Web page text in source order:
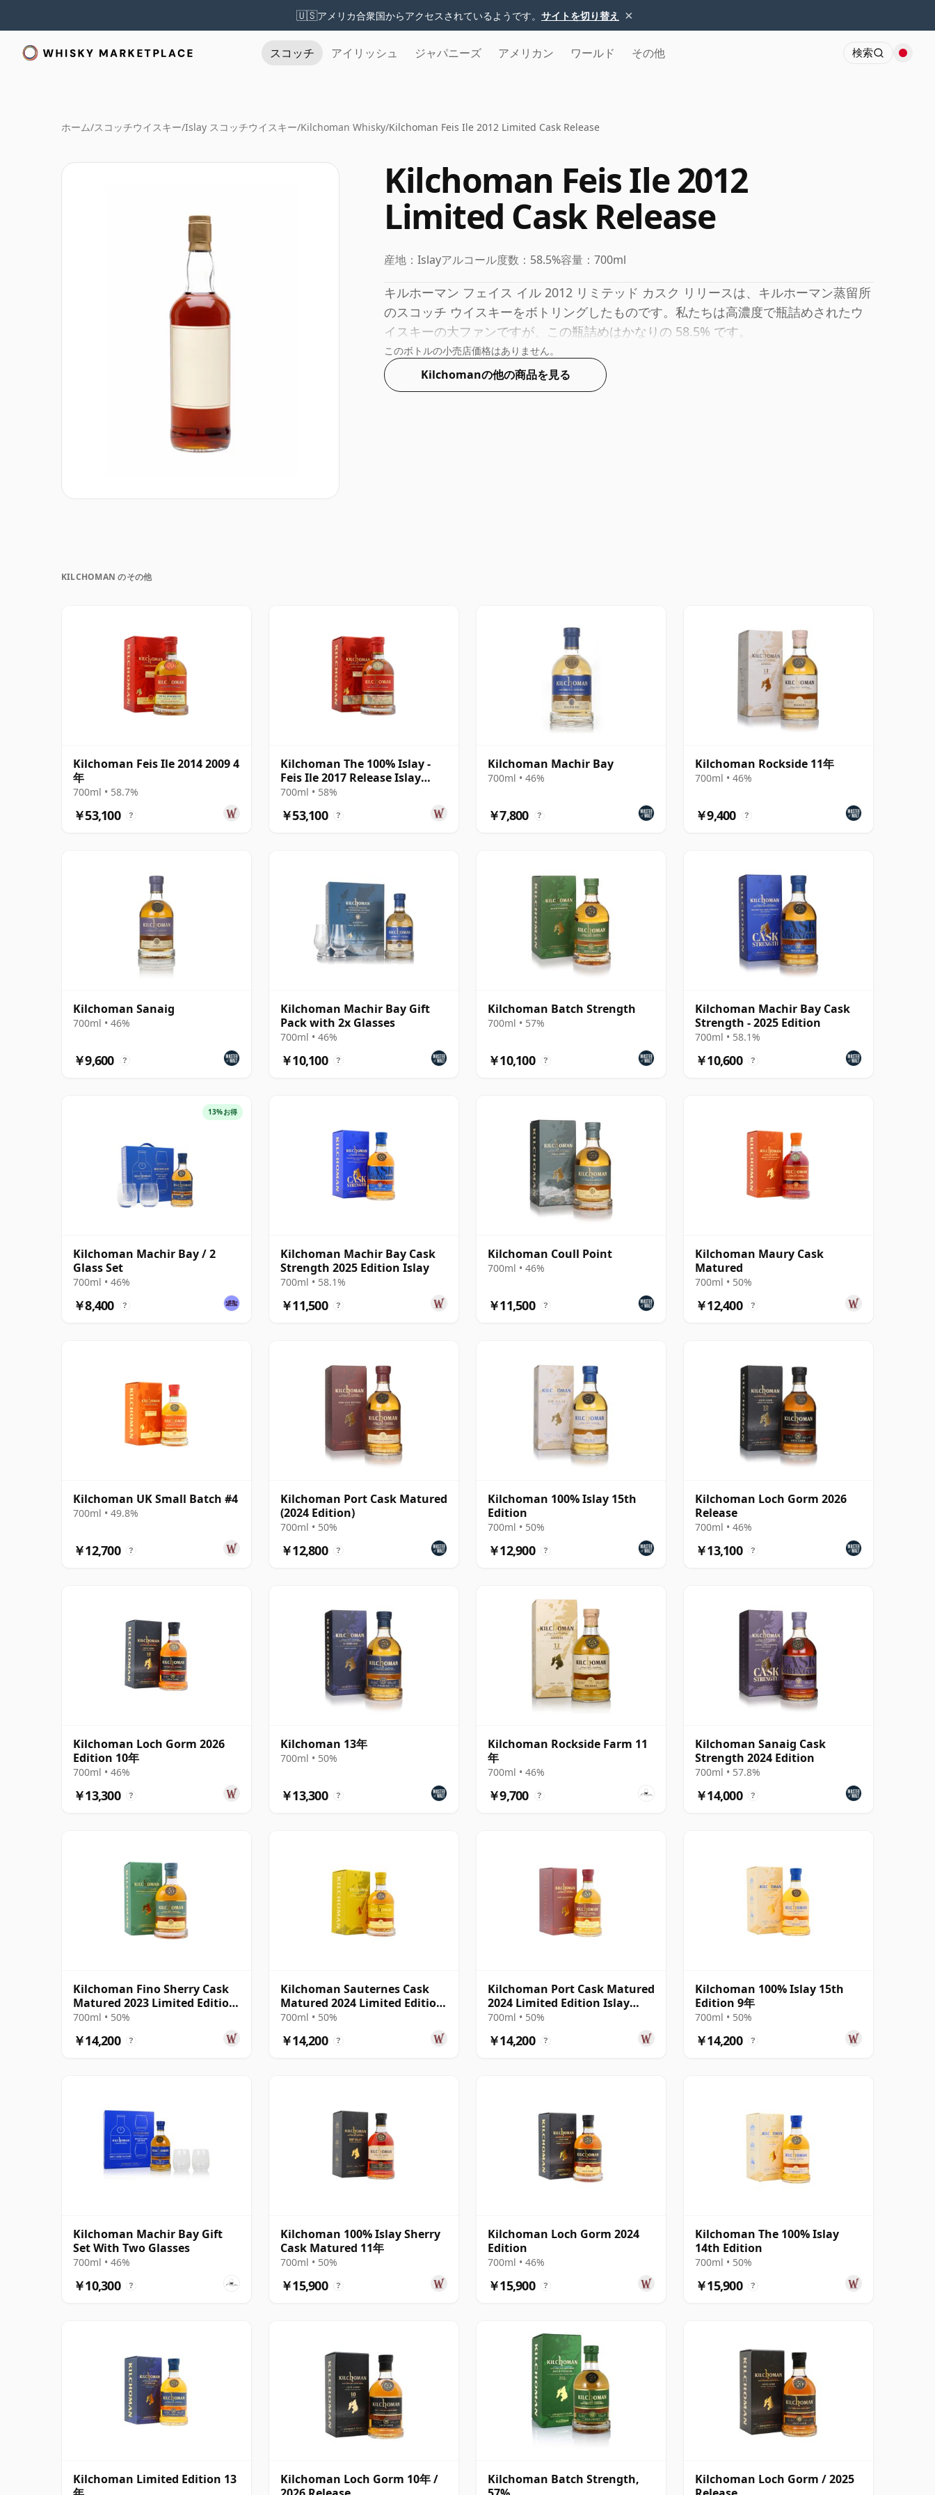
🇺🇸アメリカ合衆国からアクセスされているようです。 サイトを切り替え ×
スコッチ アイリッシュ ジャパニーズ アメリカン ワールド その他 検索
ホーム/スコッチウイスキー/Islay スコッチウイスキー/Kilchoman Whisky/Kilchoman Feis Ile 2012 Limited Cask Release
Kilchoman Feis Ile 2012
Limited Cask Release
産地： Islayアルコール度数： 58.5%容量： 700ml
キルホーマン フェイス イル 2012 リミテッド カスク リリースは、キルホーマン蒸留所
のスコッチ ウイスキーをボトリングしたものです。私たちは高濃度で瓶詰めされたウ
イスキーの大ファンですが、この瓶詰めはかなりの 58.5% です。
このボトルの小売店価格はありません。
Kilchomanの他の商品を見る
KILCHOMAN のその他
Kilchoman Feis Ile 2014 2009 4
年
700ml • 58.7%
￥53,100 ?
Kilchoman The 100% Islay -
Feis Ile 2017 Release Islay
Singl 8年
700ml • 58%
￥53,100 ?
Kilchoman Machir Bay
700ml • 46%
￥7,800 ?
Kilchoman Rockside 11年
700ml • 46%
￥9,400 ?
Kilchoman Sanaig
700ml • 46%
￥9,600 ?
Kilchoman Machir Bay Gift
Pack with 2x Glasses
700ml • 46%
￥10,100 ?
Kilchoman Batch Strength
700ml • 57%
￥10,100 ?
Kilchoman Machir Bay Cask
Strength - 2025 Edition
700ml • 58.1%
￥10,600 ?
13%お得
Kilchoman Machir Bay / 2
Glass Set
700ml • 46%
￥8,400 ?
Kilchoman Machir Bay Cask
Strength 2025 Edition Islay
700ml • 58.1%
￥11,500 ?
Kilchoman Coull Point
700ml • 46%
￥11,500 ?
Kilchoman Maury Cask
Matured
700ml • 50%
￥12,400 ?
Kilchoman UK Small Batch #4
700ml • 49.8%
￥12,700 ?
Kilchoman Port Cask Matured
(2024 Edition)
700ml • 50%
￥12,800 ?
Kilchoman 100% Islay 15th
Edition
700ml • 50%
￥12,900 ?
Kilchoman Loch Gorm 2026
Release
700ml • 46%
￥13,100 ?
Kilchoman Loch Gorm 2026
Edition 10年
700ml • 46%
￥13,300 ?
Kilchoman 13年
700ml • 50%
￥13,300 ?
Kilchoman Rockside Farm 11
年
700ml • 46%
￥9,700 ?
Kilchoman Sanaig Cask
Strength 2024 Edition
700ml • 57.8%
￥14,000 ?
Kilchoman Fino Sherry Cask
Matured 2023 Limited Edition
Isla
700ml • 50%
￥14,200 ?
Kilchoman Sauternes Cask
Matured 2024 Limited Edition
Single
700ml • 50%
￥14,200 ?
Kilchoman Port Cask Matured
2024 Limited Edition Islay
Singl
700ml • 50%
￥14,200 ?
Kilchoman 100% Islay 15th
Edition 9年
700ml • 50%
￥14,200 ?
Kilchoman Machir Bay Gift
Set With Two Glasses
700ml • 46%
￥10,300 ?
Kilchoman 100% Islay Sherry
Cask Matured 11年
700ml • 50%
￥15,900 ?
Kilchoman Loch Gorm 2024
Edition
700ml • 46%
￥15,900 ?
Kilchoman The 100% Islay
14th Edition
700ml • 50%
￥15,900 ?
Kilchoman Limited Edition 13
Kilchoman Loch Gorm 10年 /
Kilchoman Batch Strength,
Kilchoman Loch Gorm / 2025